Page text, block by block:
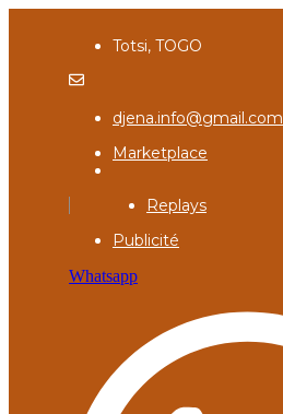
Totsi, TOGO
djena.info@gmail.com
Marketplace
Replays
Publicité
Whatsapp